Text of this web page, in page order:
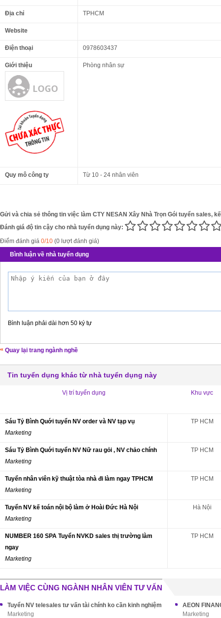
Địa chỉ TPHCM
Website
Điện thoại 0978603437
Giới thiệu Phòng nhân sự
Quy mô công ty Từ 10 - 24 nhân viên
Gửi và chia sẻ thông tin việc làm CTY NESAN Xây Nhà Trọn Gói tuyển sales,
Đánh giá độ tin cậy cho nhà tuyển dụng này:
Điểm đánh giá 0/10 (0 lượt đánh giá)
Bình luận về nhà tuyển dụng
Bình luận phải dài hơn 50 ký tự
Quay lại trang ngành nghề
Tin tuyển dụng khác từ nhà tuyển dụng này
Vị trí tuyển dụng Khu vực
Sáu Tỷ Bình Quới tuyển NV order và NV tạp vụ
Marketing
TP HCM
Sáu Tỷ Bình Quới tuyển NV Nữ rau gỏi , NV chảo chính
Marketing
TP HCM
Tuyển nhân viên kỹ thuật tòa nhà đi làm ngay TPHCM
Marketing
TP HCM
Tuyển NV kế toán nội bộ làm ở Hoài Đức Hà Nội
Marketing
Hà Nội
NUMBER 160 SPA Tuyển NVKD sales thị trường làm
ngay
Marketing
TP HCM
LÀM VIỆC CÙNG NGÀNH NHÂN VIÊN TƯ VẤN
Tuyển NV telesales tư vấn tài chính ko cần kinh nghiệm
Marketing
AEON
Marketing